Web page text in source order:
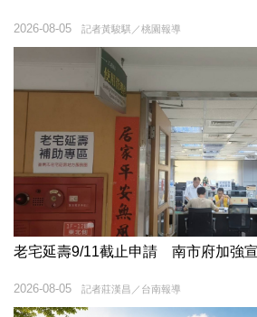
記者黃駿騏／桃園報導
2026-08-05
老宅延壽9/11截止申請 南市府加強
記者莊漢昌／台南報導
2026-08-05